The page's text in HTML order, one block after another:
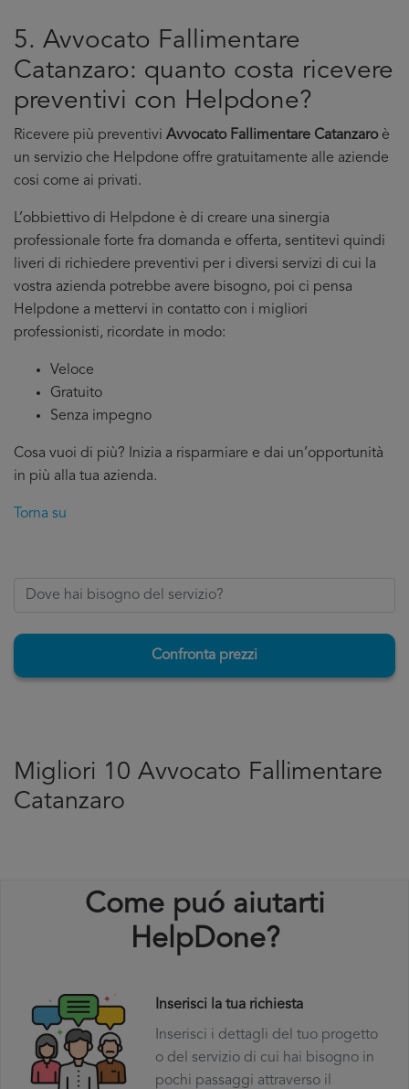
5. Avvocato Fallimentare
Catanzaro: quanto costa ricevere
preventivi con Helpdone?
Ricevere più preventivi Avvocato Fallimentare Catanzaroè
un servizio che Helpdone offre gratuitamente alle aziende
cosi come ai privati.
L’obbiettivo di Helpdone è di creare una sinergia
professionale forte fra domanda e offerta, sentitevi quindi
liveri di richiedere preventivi per i diversi servizi di cui la
vostra azienda potrebbe avere bisogno, poi ci pensa
Helpdone a mettervi in contatto con i migliori
professionisti, ricordate in modo:
Veloce
Gratuito
Senza impegno
Cosa vuoi di più? Inizia a risparmiare e dai un’opportunità
in più alla tua azienda.
Torna su
Confronta prezzi
Migliori 10 Avvocato Fallimentare
Catanzaro
Come puó aiutarti
HelpDone?
Inserisci la tua richiesta
Inserisci i dettagli del tuo progetto
o del servizio di cui hai bisogno in
pochi passaggi attraverso il